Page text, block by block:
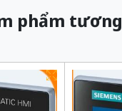
phẩm tương